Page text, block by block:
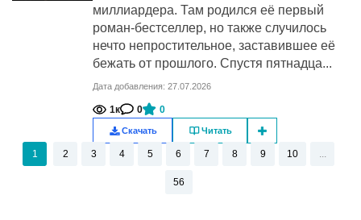
миллиардера. Там родился её первый
роман-бестселлер, но также случилось
нечто непростительное, заставившее её
бежать от прошлого. Спустя пятнадца...
Дата добавления: 27.07.2026
1к 0 0
Скачать Читать
1 2 3 4 5 6 7 8 9 10 ...
56